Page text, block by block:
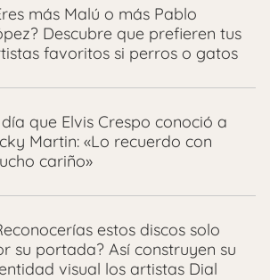
más Malú o más Pablo
Descubre que prefieren tus
favoritos si perros o gatos
día que Elvis Crespo conoció a
Martin: «Lo recuerdo con
cariño»
estos discos solo
su portada? Así construyen su
visual los artistas Dial